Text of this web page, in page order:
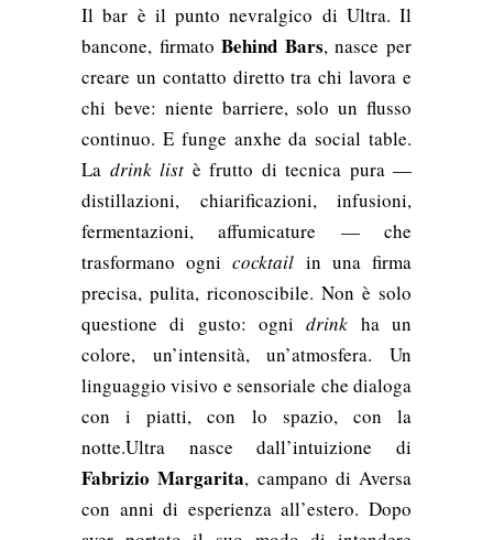
Il bar è il punto nevralgico di Ultra. Il
bancone, firmatoBehind Bars, nasce per
creare un contatto diretto tra chi lavora e
chi beve: niente barriere, solo un flusso
continuo. E funge anxhe da social table.
La drink list è frutto di tecnica pura —
distillazioni, chiarificazioni, infusioni,
fermentazioni, affumicature — che
trasformano ognicocktail in una firma
precisa, pulita, riconoscibile. Non è solo
questione di gusto: ognidrink ha un
colore, un’intensità, un’atmosfera. Un
linguaggio visivo e sensoriale che dialoga
con i piatti, con lo spazio, con la
notte.Ultra nasce dall’intuizione di
Fabrizio Margarita, campano di Aversa
con anni di esperienza all’estero. Dopo